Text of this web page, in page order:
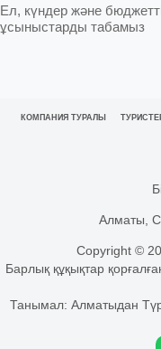
Ел, күндер және
ұсыныстарды табамыз
КОМПАНИЯ ТУРАЛЫ
Алматы,
Copyright ©
Барлық құқықтар
Танымал: Алматыдан